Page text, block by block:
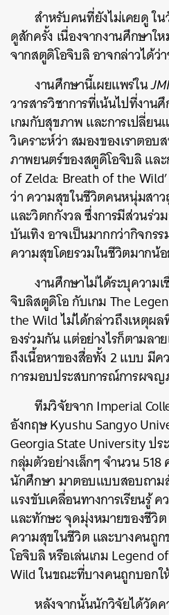
สำหรับคนที่ยังไม่เคยดู ใ
ดูสักครั้ง เนื่องจากงานศึกษาใ
จากสตูดิโอจิบลิ อาจกล่าวได้
งานศึกษานี้เผยแพร่ใน
วารสารวิชาการที่เน้นไปที่งาน
เกมกับสุขภาพ และการเปลี่ยน
วิเคราะห์ว่า สมองของเราตอบ
ภาพยนตร์ของสตูดิโอจิบลิ และ
of Zelda: Breath of the
ว่า ความสุขในชีวิตคนหนุ่มสา
และวิตกกังวล ซึ่งการมีส่วนร่
บันเทิง อาจเป็นมากกว่ากิจกร
ความสุขโดยรวมในชีวิตมากน้
งานศึกษาไม่ได้ระบุความ
จิบลิสตูดิโอ กับเกม The
the Wild ไม่ได้กล่าวถึงเหตุผ
องร่วมกัน แต่อย่างไรก็ตามลา
ถึงเนื้อหาของสื่อทั้ง 2 แบบ มี
การมอบประสบการณ์การผจ
ทีมวิจัยจาก Imperial
อังกฤษ Kyushu Sangyo
Georgia State University ป
กลุ่มตัวอย่างเล็กๆ จำนวน
นักศึกษา มาตอบแบบสอบถาม
แรงขับเคลื่อนทางการเรียนรู้
และทักษะ จุดมุ่งหมายของชีวิ
ความสุขในชีวิต และบางคนถู
โอจิบลิ หรือเล่นเกม Legend
Wild ในขณะที่บางคนถูกบอกใ
หลังจากนั้นนักวิจัยได้วัด